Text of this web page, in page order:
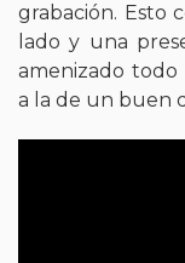
grabación. Esto
lado y una
amenizado
a la de un buen